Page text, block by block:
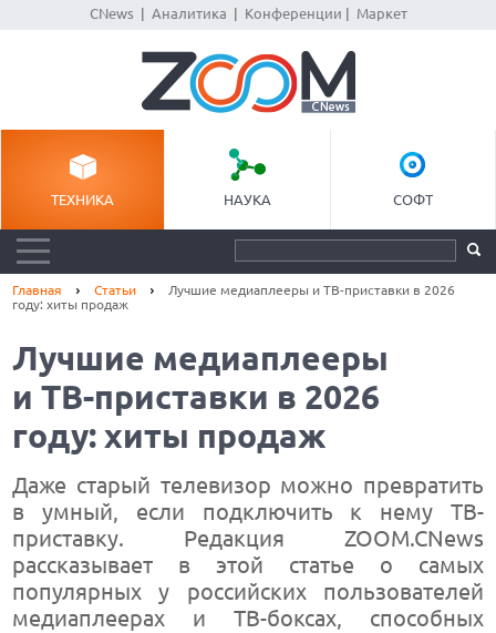
CNews| Аналитика Конференции Маркет
ТЕХНИКА НАУКА СОФТ
Главная Статьи
Лучшие медиаплееры и ТВ-приставки в 2026
году: хиты продаж
Лучшие медиаплееры
и ТВ-приставки в 2026
году: хиты продаж
Даже старый телевизор можно превратить
в умный, если подключить к нему ТВ-
приставку. Редакция ZOOM.CNews
рассказывает в этой статье о самых
популярных у российских пользователей
медиаплеерах и ТВ-боксах, способных